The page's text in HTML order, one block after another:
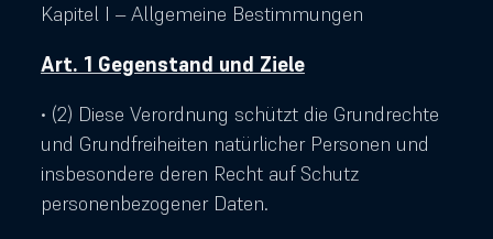
Kapitel I – Allgemeine Bestimmungen
Art. 1 Gegenstand und Ziele
• (2) Diese Verordnung schützt die Grundrechte
und Grundfreiheiten natürlicher Personen und
insbesondere deren Recht auf Schutz
personenbezogener Daten.